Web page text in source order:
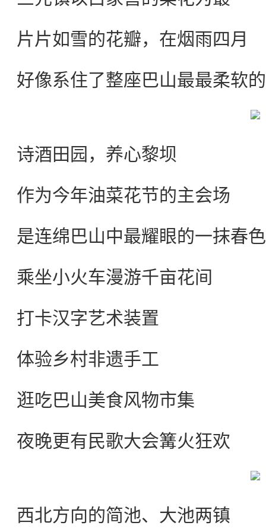
片片如雪的花瓣，在烟雨四月
好像系住了整座巴山最最柔软
诗酒田园，养心黎坝
作为今年油菜花节的主会场
是连绵巴山中最耀眼的一抹春色
乘坐小火车漫游千亩花间
打卡汉字艺术装置
体验乡村非遗手工
逛吃巴山美食风物市集
夜晚更有民歌大会篝火狂欢
西北方向的简池、大池两镇